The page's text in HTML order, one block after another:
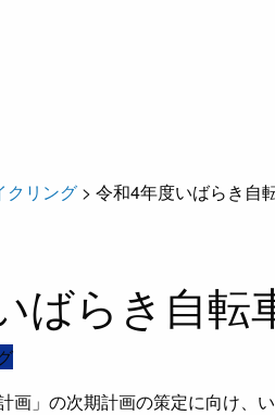
クリング > 令和4年度いばらき自
ばらき自転
画」の次期計画の策定に向け、